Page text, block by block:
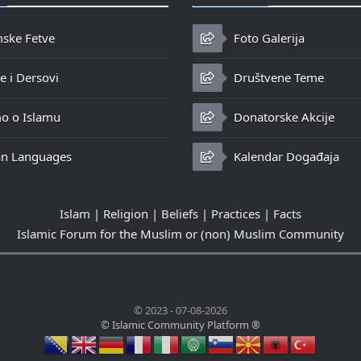
Fetve
i Dersovi
o Islamu
Languages
Foto Galerija
Društvene Teme
Donatorske Akcije
Kalendar Događaja
Islam | Religion | Beliefs | Practices | Facts
Islamic Forum for the Muslim or (non) Muslim Community
© 2023 - 07-08-2026
© Islamic Community Platform ®